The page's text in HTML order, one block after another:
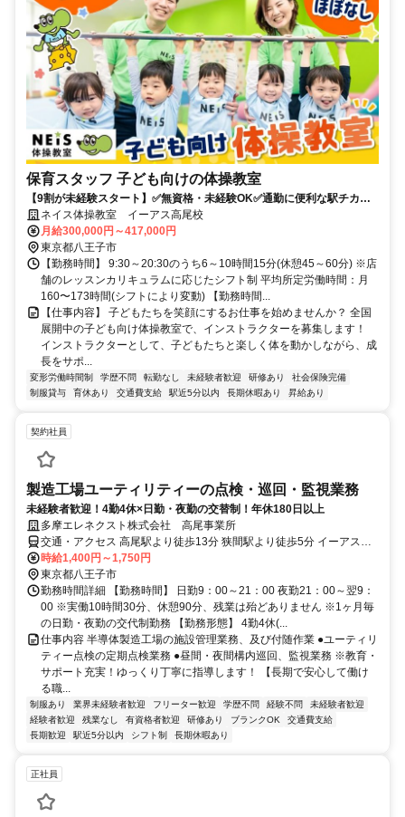
保育スタッフ 子ども向けの体操教室
【9割が未経験スタート】✅️無資格・未経験OK✅️通勤に便利な駅チカ✅️
充実のサポートで安心して始められます！
ネイス体操教室 イーアス高尾校
月給300,000円～417,000円
東京都八王子市
【勤務時間】 9:30～20:30のうち6～10時間15分(休憩45～60分) ※店
舗のレッスンカリキュラムに応じたシフト制 平均所定労働時間：月
160〜173時間(シフトにより変動) 【勤務時間...
【仕事内容】 子どもたちを笑顔にするお仕事を始めませんか？ 全国
展開中の子ども向け体操教室で、インストラクターを募集します！
インストラクターとして、子どもたちと楽しく体を動かしながら、成
長をサポ...
変形労働時間制 学歴不問 転勤なし 未経験者歓迎 研修あり
社会保険完備
制服貸与
育休あり 交通費支給 駅近5分以内 長期休暇あり 昇給あり
契約社員
製造工場ユーティリティーの点検・巡回・監視業務
未経験者歓迎！4勤4休×日勤・夜勤の交替制！年休180日以上
多摩エレネクスト株式会社 高尾事業所
交通・アクセス 高尾駅より徒歩13分 狭間駅より徒歩5分 イーアス高
尾隣 ※車通勤応相談
時給1,400円～1,750円
東京都八王子市
勤務時間詳細 【勤務時間】 日勤9：00～21：00 夜勤21：00～翌9：
00 ※実働10時間30分、休憩90分、残業は殆どありません ※1ヶ月毎
の日勤・夜勤の交代制勤務 【勤務形態】 4勤4休(...
仕事内容 半導体製造工場の施設管理業務、及び付随作業 ●ユーティリ
ティー点検の定期点検業務 ●昼間・夜間構内巡回、監視業務 ※教育・
サポート充実！ゆっくり丁寧に指導します！ 【長期で安心して働け
る職...
制服あり 業界未経験者歓迎 フリーター歓迎 学歴不問 経験不問
未経験者歓迎
経験者歓迎
残業なし 有資格者歓迎 研修あり ブランクOK
交通費支給
長期歓迎
駅近5分以内 シフト制 長期休暇あり
正社員